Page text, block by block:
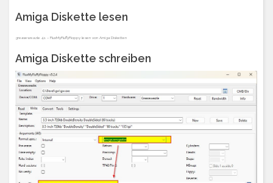
Amiga Diskette lesen
greaseweazle 4.1 – FluxMyFluffyFloppy lesen von Amiga Disketten
Amiga Diskette schreiben